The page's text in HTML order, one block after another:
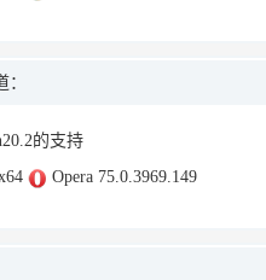
：
的支持
Opera 75.0.3969.149